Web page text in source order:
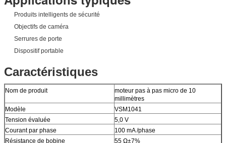
Produits intelligents de sécurité
Objectifs de caméra
Serrures de porte
Dispositif portable
Caractéristiques
Nom de produit
moteur pas à pas micro de 10
millimètres
Modèle
VSM1041
Tension évaluée
5,0 V
Courant par phase
100 mA /phase
Résistance de bobine
55 Ω±7%